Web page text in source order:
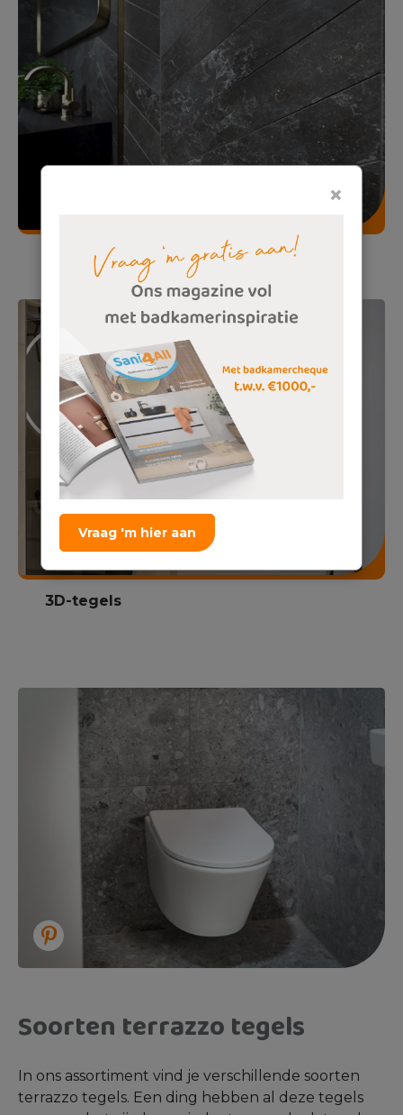
×
Vraag 'm hier aan
Hongaarse punt tegels
3D-tegels
Soorten terrazzo tegels
In ons assortiment vind je verschillende soorten
terrazzo tegels. Een ding hebben al deze tegels